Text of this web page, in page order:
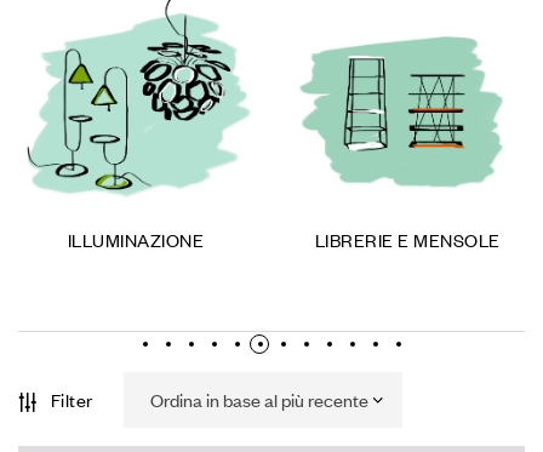
ILLUMINAZIONE LIBRERIE E MENSOLE
Filter